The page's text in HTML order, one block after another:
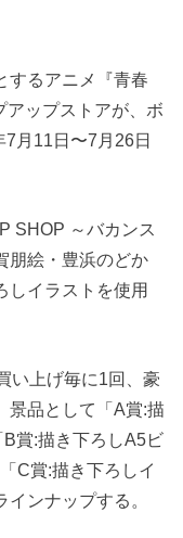
するアニメ『青春
アップストアが、ボ
月11日〜7月26日
SHOP ～バカンス
朋絵・豊浜のどか
しイラストを使用
い上げ毎に1回、豪
景品として「A賞:描
賞:描き下ろしA5ビ
C賞:描き下ろしイ
ンナップする。